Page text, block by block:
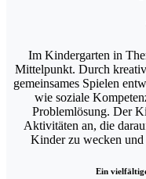
Im Kindergarten in
Mittelpunkt. Durch
gemeinsames Spielen
wie soziale
Problemlösung. Der
Aktivitäten an, die
Kinder zu wecken
Ein